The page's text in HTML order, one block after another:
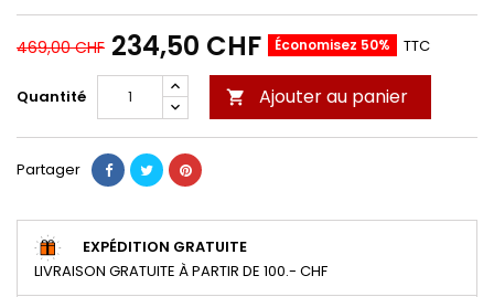
469,00 CHF 234,50 CHF Économisez 50% TTC
Quantité  Ajouter au panier
Partager
EXPÉDITION GRATUITE
LIVRAISON GRATUITE À PARTIR DE 100.- CHF